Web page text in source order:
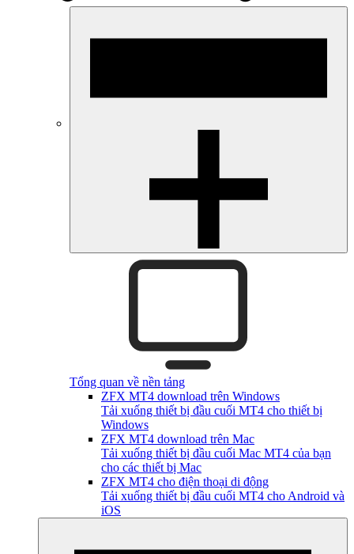
Tổng quan về nền tảng
ZFX MT4 download trên Windows
Tải xuống thiết bị đầu cuối MT4 cho thiết bị
Windows
ZFX MT4 download trên Mac
Tải xuống thiết bị đầu cuối Mac MT4 của bạn
cho các thiết bị Mac
ZFX MT4 cho điện thoại di động
Tải xuống thiết bị đầu cuối MT4 cho Android và
iOS